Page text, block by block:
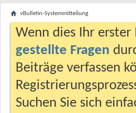
vBulletin-Systemmitteilung
Wenn dies Ihr
gestellte Fragen
Beiträge verfassen
Suchen Sie sich